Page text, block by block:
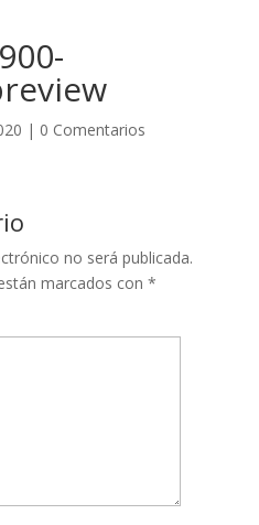
| 0 Comentarios
no será publicada.
marcados con *